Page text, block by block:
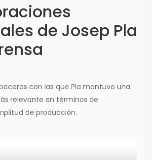
de Josep Pla
con las que Pla mantuvo una
relevante en términos de
de producción.